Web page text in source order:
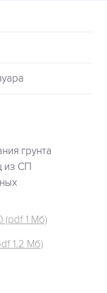
грунта
из СП
(pdf 1 Мб)
1.2 Мб)